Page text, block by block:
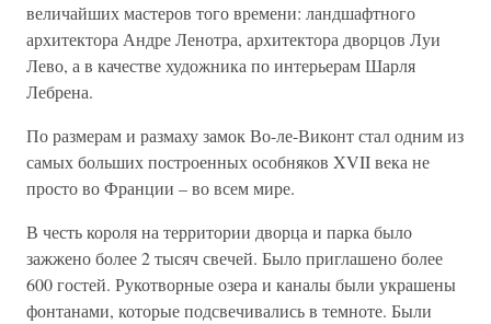
величайших мастеров того времени: ландшафтного
архитектора Андре Ленотра, архитектора дворцов Луи
Лево, а в качестве художника по интерьерам Шарля
Лебрена.
По размерам и размаху замок Во-ле-Виконт стал одним из
самых больших построенных особняков XVII века не
просто во Франции – во всем мире.
В честь короля на территории дворца и парка было
зажжено более 2 тысяч свечей. Было приглашено более
600 гостей. Рукотворные озера и каналы были украшены
фонтанами, которые подсвечивались в темноте. Были